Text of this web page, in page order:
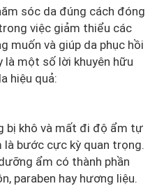
sóc da đúng cách đóng
việc giảm thiểu các
muốn và giúp da phục hồi
là một số lời khuyên hữu
hiệu quả:
bị khô và mất đi độ ẩm tự
là bước cực kỳ quan trọng.
ẩm có thành phần
paraben hay hương liệu.